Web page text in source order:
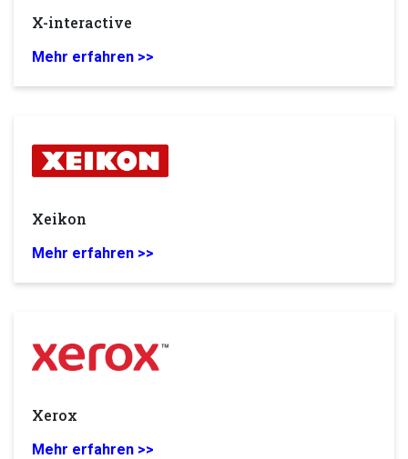
X-interactive
Mehr erfahren >>
Xeikon
Mehr erfahren >>
Xerox
Mehr erfahren >>